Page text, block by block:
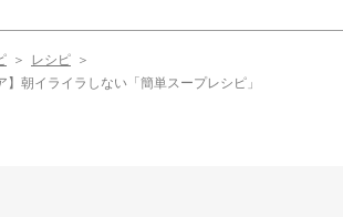
レシピ
】朝イライラしない「簡単スープレシピ」